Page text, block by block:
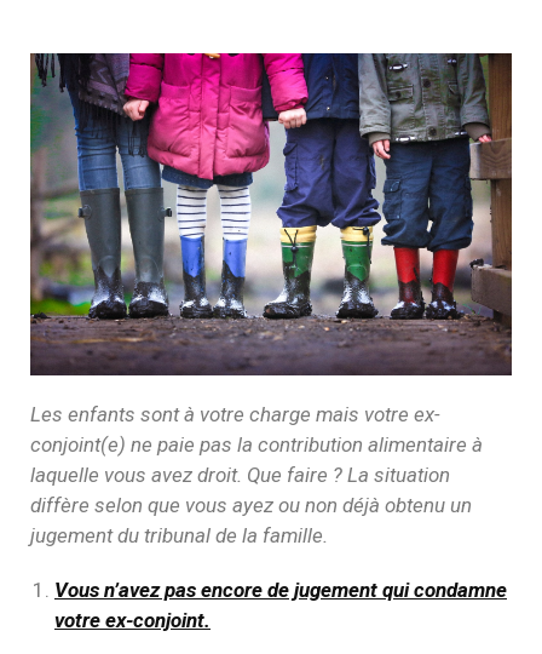
Les enfants sont à votre charge mais votre ex-
conjoint(e) ne paie pas la contribution alimentaire à
laquelle vous avez droit. Que faire ? La situation
diffère selon que vous ayez ou non déjà obtenu un
jugement du tribunal de la famille.
Vous n’avez pas encore de jugement qui condamne
votre ex-conjoint.